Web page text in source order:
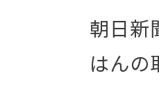
朝日新
はんの